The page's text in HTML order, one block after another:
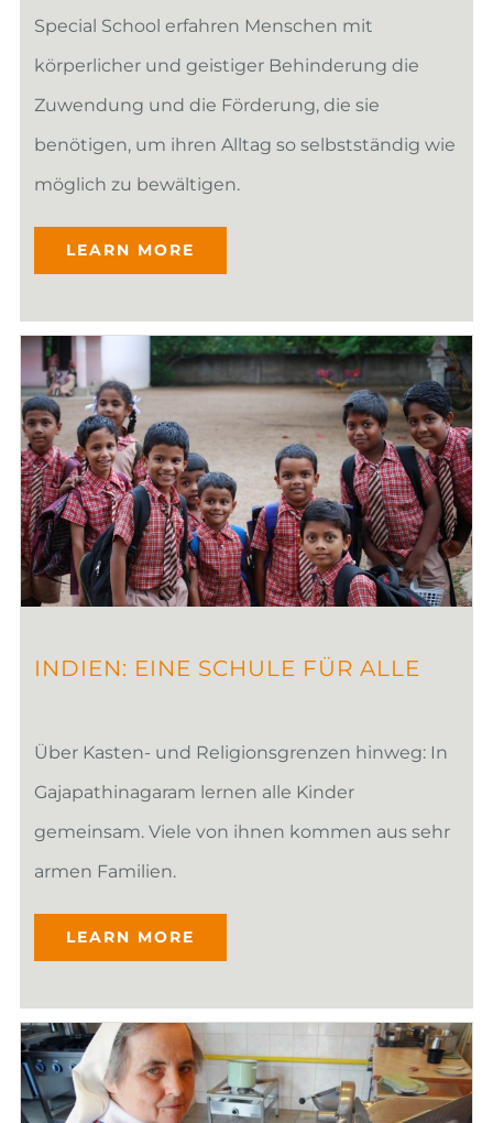
Special School erfahren Menschen mit
körperlicher und geistiger Behinderung die
Zuwendung und die Förderung, die sie
benötigen, um ihren Alltag so selbstständig wie
möglich zu bewältigen.
LEARN MORE
INDIEN: EINE SCHULE FÜR ALLE
Über Kasten- und Religionsgrenzen hinweg: In
Gajapathinagaram lernen alle Kinder
gemeinsam. Viele von ihnen kommen aus sehr
armen Familien.
LEARN MORE